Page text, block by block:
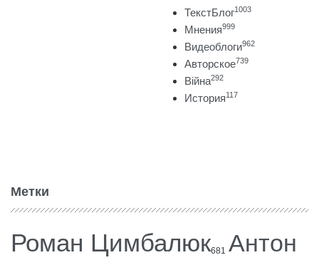
ТекстБлог1003
Мнения999
Видеоблоги962
Авторское739
Війна292
История117
Метки
Роман Цимбалюк681 Антон